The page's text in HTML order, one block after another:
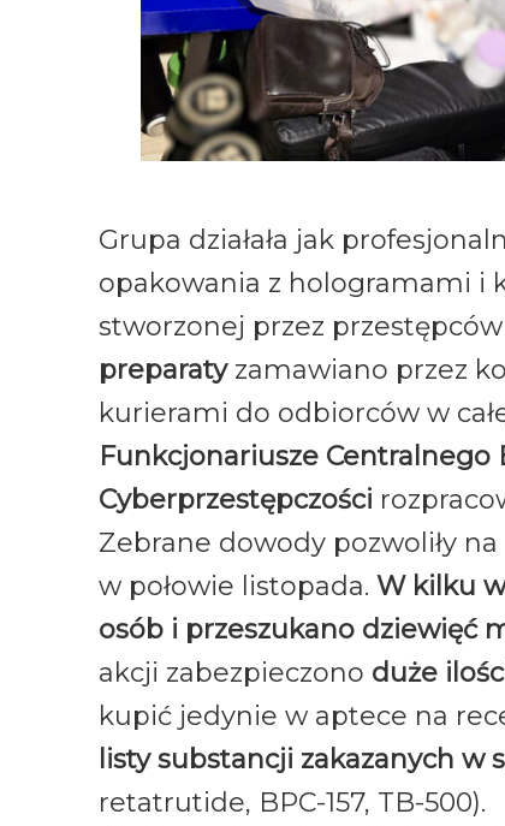
Grupa działała jak
opakowania z hologramami i
stworzonej przez
preparaty zamawiano przez
kurierami do odbiorców w
Funkcjonariusze Centralnego
Cyberprzestępczości
Zebrane dowody pozwoliły
w połowie listopada. W kilku
osób i przeszukano dziewięć
akcji zabezpieczono duże
kupić jedynie w aptece na
listy substancji zakazanych w
retatrutide, BPC-157, TB-500).